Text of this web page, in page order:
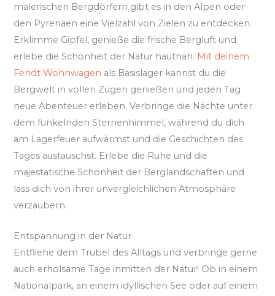
malerischen Bergdörfern gibt es in den Alpen oder
den Pyrenäen eine Vielzahl von Zielen zu entdecken.
Erklimme Gipfel, genieße die frische Bergluft und
erlebe die Schönheit der Natur hautnah. Mit deinem
Fendt Wohnwagen als Basislager kannst du die
Bergwelt in vollen Zügen genießen und jeden Tag
neue Abenteuer erleben. Verbringe die Nächte unter
dem funkelnden Sternenhimmel, während du dich
am Lagerfeuer aufwärmst und die Geschichten des
Tages austauschst. Erlebe die Ruhe und die
majestätische Schönheit der Berglandschaften und
lass dich von ihrer unvergleichlichen Atmosphäre
verzaubern.
Entspannung in der Natur
Entfliehe dem Trubel des Alltags und verbringe gerne
auch erholsame Tage inmitten der Natur! Ob in einem
Nationalpark, an einem idyllischen See oder auf einem